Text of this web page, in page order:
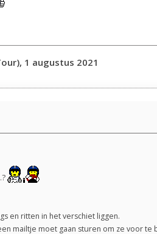
1 augustus 2021
en ritten in het verschiet liggen.
mailtje moet gaan sturen om ze voor